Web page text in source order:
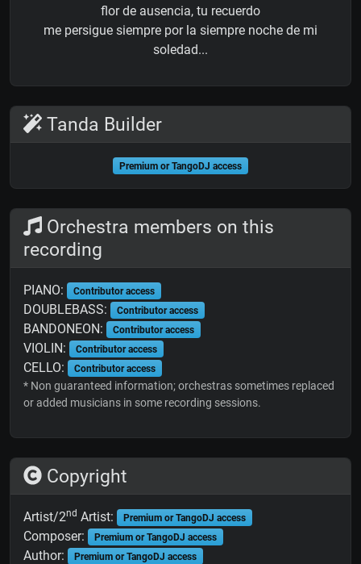
flor de ausencia, tu recuerdo
me persigue siempre por la siempre noche de mi
soledad...
Tanda Builder
Premium or TangoDJ access
Orchestra members on this
recording
PIANO: Contributor access
DOUBLEBASS: Contributor access
BANDONEON: Contributor access
VIOLIN: Contributor access
CELLO: Contributor access
* Non guaranteed information; orchestras sometimes replaced
or added musicians in some recording sessions.
Copyright
Artist/2nd Artist: Premium or TangoDJ access
Composer: Premium or TangoDJ access
Author: Premium or TangoDJ access